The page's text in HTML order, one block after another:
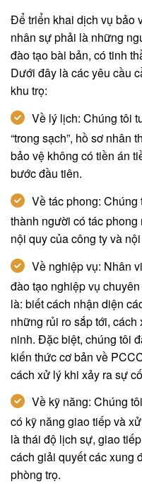
Để triển khai dịch vụ bảo
nhân sự phải là những
đào tạo bài bản, có tinh
Dưới đây là các yêu cầu
khu trọ:
Về lý lịch: Chúng tôi
“trong sạch”, hồ sơ nhân
bảo vệ không có tiền án
bước đầu tiên.
Về tác phong:
thành người có tác
nội quy của công ty và
Về nghiệp vụ: Nhân
đào tạo nghiệp vụ
là: biết cách nhận diện
những rủi ro sắp tới,
ninh. Đặc biệt, chúng tôi
kiến thức cơ bản về
cách xử lý khi xảy ra sự
Về kỹ năng: Chúng
có kỹ năng giao tiếp và
là thái độ lịch sự, giao
cách giải quyết các xung
phòng trọ.